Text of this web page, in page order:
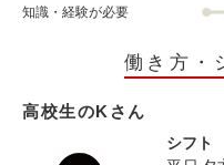
知識・経験が必要
働き方・
高校生のKさん
シフト